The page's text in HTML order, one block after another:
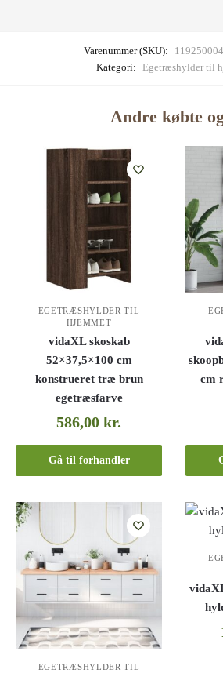
Varenummer (SKU):
Kategori: Egetræshylder til
Andre købte
EGETRÆSHYLDER TIL
HJEMMET
vidaXL skoskab
52×37,5×100 cm
konstrueret træ brun
egetræsfarve
586,00kr.
Gå til forhandler
cm
EGETRÆSHYLDER TIL